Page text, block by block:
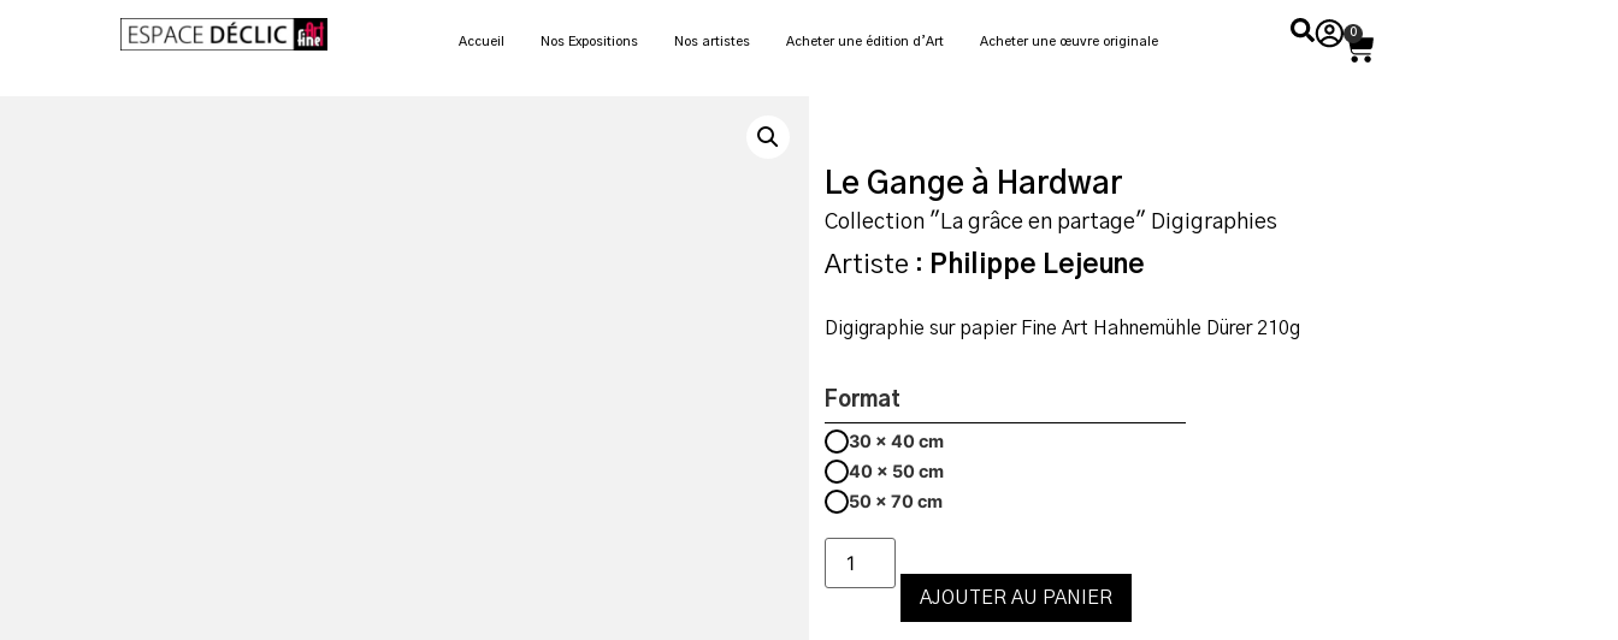
Accueil Nos Expositions Nos artistes Acheter une édition d’Art Acheter une œuvre originale
0
Le Gange à Hardwar
Collection "La grâce en partage" Digigraphies
Artiste : Philippe Lejeune
Digigraphie sur papier Fine Art Hahnemühle Dürer 210g
Format
30 x 40 cm
40 x 50 cm
50 x 70 cm
AJOUTER AU PANIER